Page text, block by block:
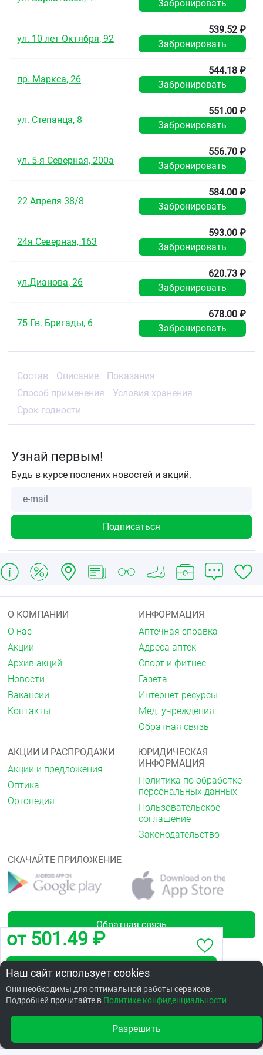
от 501.49 ₽
Забронировать по адресу Дмитриева, 11
Заказать в интернет аптеке по цене: 697.44 ₽
Другие аптеки
Забронировать
ул. 10 лет Октября, 92
539.52 ₽
Забронировать
пр. Маркса, 26
544.18 ₽
Забронировать
ул. Степанца, 8
551.00 ₽
Забронировать
ул. 5-я Северная, 200а
556.70 ₽
Забронировать
22 Апреля 38/8
584.00 ₽
Забронировать
24я Северная, 163
593.00 ₽
Забронировать
ул.Дианова, 26
620.73 ₽
Забронировать
75 Гв. Бригады, 6
678.00 ₽
Забронировать
Состав Описание
Показания
Способ применения
Условия хранения
Срок годности
Узнай первым!
Будь в курсе послених новостей и акций.
О КОМПАНИИ
О нас
Акции
Архив акций
Новости
Вакансии
Контакты
ИНФОРМАЦИЯ
Аптечная справка
Адреса аптек
Спорт и фитнес
Газета
Интернет ресурсы
Мед. учреждения
Обратная связь
АКЦИИ И РАСПРОДАЖИ
Акции и предложения
Оптика
Ортопедия
ЮРИДИЧЕСКАЯ
ИНФОРМАЦИЯ
Политика по обработке
персональных данных
Пользовательское
соглашение
Законодательство
СКАЧАЙТЕ ПРИЛОЖЕНИЕ
Обратная связь
Лицензии
Наш сайт использует cookies
Они необходимы для оптимальной работы сервисов.
Подробней прочитайте в Политике конфиденциальности
Разрешить